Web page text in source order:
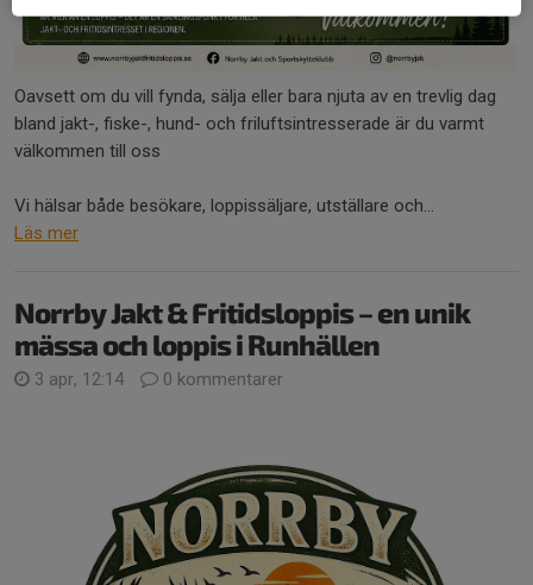
Oavsett om du vill fynda, sälja eller bara njuta av en trevlig dag
bland jakt-, fiske-, hund- och friluftsintresserade är du varmt
välkommen till oss
Vi hälsar både besökare, loppissäljare, utställare och...
Läs mer
Norrby Jakt & Fritidsloppis – en unik
mässa och loppis i Runhällen
3 apr, 12:14 0 kommentarer